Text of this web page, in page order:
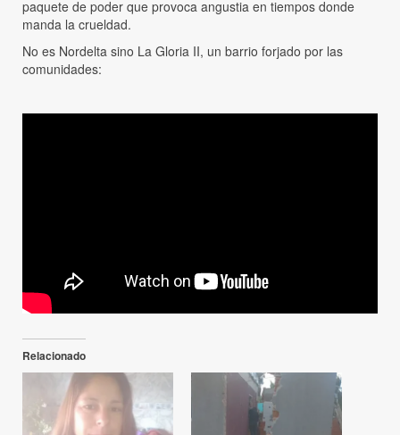
paquete de poder que provoca angustia en tiempos donde
manda la crueldad.
No es Nordelta sino La Gloria II, un barrio forjado por las
comunidades:
Relacionado